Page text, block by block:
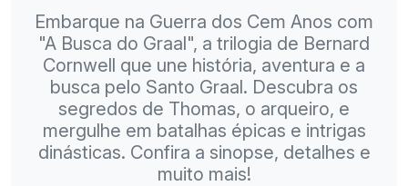
Embarque na Guerra dos Cem Anos com
"A Busca do Graal", a trilogia de Bernard
Cornwell que une história, aventura e a
busca pelo Santo Graal. Descubra os
segredos de Thomas, o arqueiro, e
mergulhe em batalhas épicas e intrigas
dinásticas. Confira a sinopse, detalhes e
muito mais!